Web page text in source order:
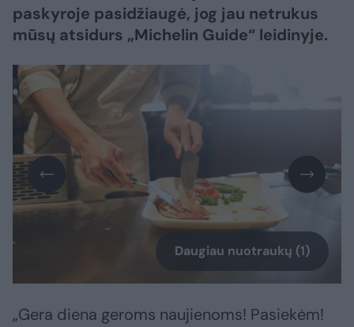
paskyroje pasidžiaugė, jog jau netrukus
mūsų atsidurs „Michelin Guide“ leidinyje.
Daugiau nuotraukų (1)
„Gera diena geroms naujienoms! Pasiekėm!